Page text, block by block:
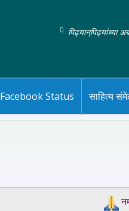
पिढ्यान्‌पिढ्यांच्या
Facebook Status साहित्य